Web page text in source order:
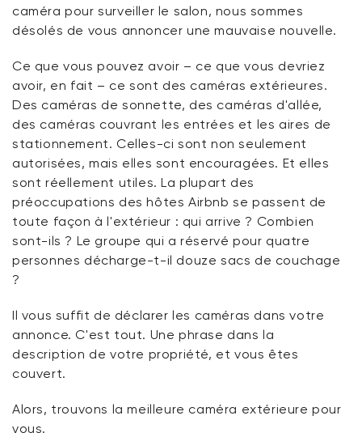
caméra pour surveiller le salon, nous sommes
désolés de vous annoncer une mauvaise nouvelle.
Ce que vous pouvez avoir – ce que vous devriez
avoir, en fait – ce sont des caméras extérieures.
Des caméras de sonnette, des caméras d'allée,
des caméras couvrant les entrées et les aires de
stationnement. Celles-ci sont non seulement
autorisées, mais elles sont encouragées. Et elles
sont réellement utiles. La plupart des
préoccupations des hôtes Airbnb se passent de
toute façon à l'extérieur : qui arrive ? Combien
sont-ils ? Le groupe qui a réservé pour quatre
personnes décharge-t-il douze sacs de couchage
?
Il vous suffit de déclarer les caméras dans votre
annonce. C'est tout. Une phrase dans la
description de votre propriété, et vous êtes
couvert.
Alors, trouvons la meilleure caméra extérieure pour
vous.